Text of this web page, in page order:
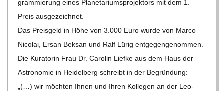
C
H
M
gram­mie­rung eines Pla­ne­ta­ri­ums­pro­jek­tors mit dem 1.
Preis ausgezeichnet.
Das Preis­geld in Höhe von 3.000 Euro wurde von Marco
Nico­lai, Ersan Beksan und Ralf Lürig ent­ge­gen­ge­nom­men.
Die Kura­to­rin Frau Dr. Caro­lin Liefke aus dem Haus der
Astro­no­mie in Hei­del­berg schreibt in der Begründung:
„(…) wir möch­ten Ihnen und Ihren Kol­le­gen an der Leo­